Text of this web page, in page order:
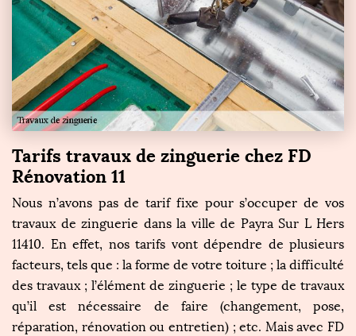
Tarifs travaux de zinguerie chez FD
Rénovation 11
Nous n’avons pas de tarif fixe pour s’occuper de vos
travaux de zinguerie dans la ville de Payra Sur L Hers
11410. En effet, nos tarifs vont dépendre de plusieurs
facteurs, tels que : la forme de votre toiture ; la difficulté
des travaux ; l’élément de zinguerie ; le type de travaux
qu’il est nécessaire de faire (changement, pose,
réparation, rénovation ou entretien) ; etc. Mais avec FD